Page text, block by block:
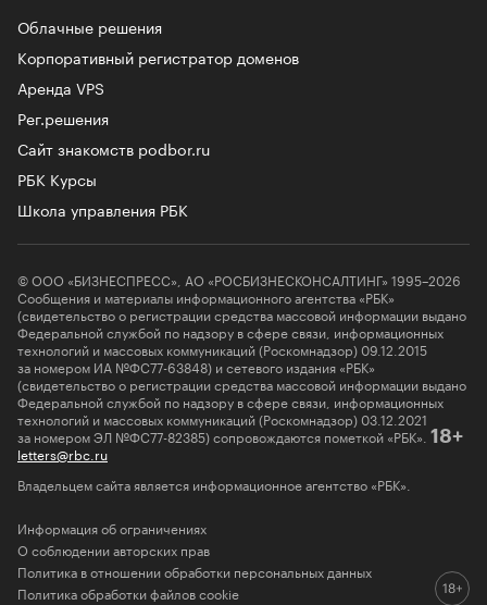
Облачные решения
Корпоративный регистратор доменов
Аренда VPS
Рег.решения
Сайт знакомств podbor.ru
РБК Курсы
Школа управления РБК
© ООО «БИЗНЕСПРЕСС», АО «РОСБИЗНЕСКОНСАЛТИНГ» 1995–2026
Сообщения и материалы информационного агентства «РБК»
(свидетельство о регистрации средства массовой информации выдано
Федеральной службой по надзору в сфере связи, информационных
технологий и массовых коммуникаций (Роскомнадзор) 09.12.2015
за номером ИА №ФС77-63848) и сетевого издания «РБК»
(свидетельство о регистрации средства массовой информации выдано
Федеральной службой по надзору в сфере связи, информационных
технологий и массовых коммуникаций (Роскомнадзор) 03.12.2021
за номером ЭЛ №ФС77-82385) сопровождаются пометкой «РБК». 18+
letters@rbc.ru
Владельцем сайта является информационное агентство «РБК».
Информация об ограничениях
О соблюдении авторских прав
Политика в отношении обработки персональных данных
Политика обработки файлов cookie